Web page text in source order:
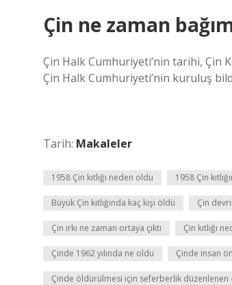
Çin ne zaman
Çin Halk Cumhuriyeti’nin tarihi, Çin
Çin Halk Cumhuriyeti’nin kuruluş
Tarih: Makaleler
1958 Çin kıtlığı neden oldu 1958 Çin
Büyük Çin kıtlığında kaç kişi öldü Çin
Çin ırkı ne zaman ortaya çıktı Çin kıtlığı
Çinde 1962 yılında ne oldu Çinde insan
Çinde öldürülmesi için seferberlik düzenlenen